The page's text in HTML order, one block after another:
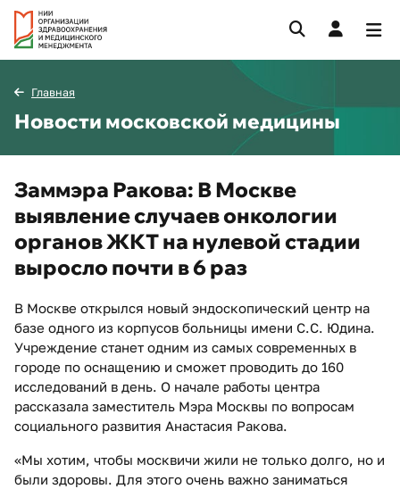
Главная
Новости московской медицины
Заммэра Ракова: В Москве
выявление случаев онкологии
органов ЖКТ на нулевой стадии
выросло почти в 6 раз
В Москве открылся новый эндоскопический центр на
базе одного из корпусов больницы имени С.С. Юдина.
Учреждение станет одним из самых современных в
городе по оснащению и сможет проводить до 160
исследований в день. О начале работы центра
рассказала заместитель Мэра Москвы по вопросам
социального развития Анастасия Ракова.
«Мы хотим, чтобы москвичи жили не только долго, но и
были здоровы. Для этого очень важно заниматься